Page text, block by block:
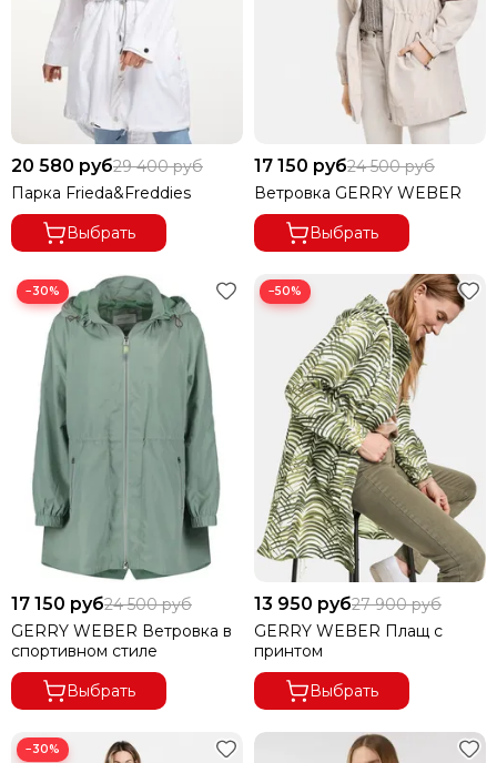
20 580 руб29 400 руб
Парка Frieda&Freddies
Выбрать
17 150 руб24 500 руб
Ветровка GERRY WEBER
Выбрать
−30%
17 150 руб24 500 руб
GERRY WEBER Ветровка в
спортивном стиле
Выбрать
−50%
13 950 руб27 900 руб
GERRY WEBER Плащ с
принтом
Выбрать
−30%